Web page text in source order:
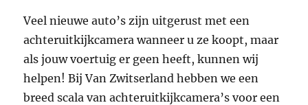
Veel nieuwe auto’s zijn uitgerust met een
achteruitkijkcamera wanneer u ze koopt, maar
als jouw voertuig er geen heeft, kunnen wij
helpen! Bij Van Zwitserland hebben we een
breed scala van achteruitkijkcamera’s voor een